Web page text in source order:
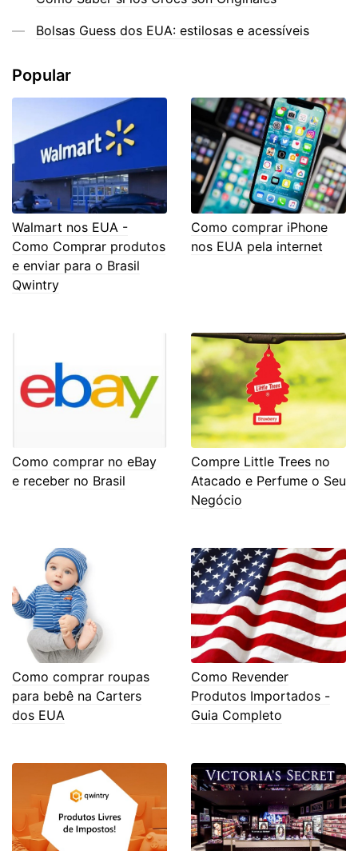
Bolsas Guess dos EUA: estilosas e acessíveis
Popular
Walmart nos EUA -
Como Comprar produtos
e enviar para o Brasil
Qwintry
Como comprar iPhone
nos EUA pela internet
Como comprar no eBay
e receber no Brasil
Compre Little Trees no
Atacado e Perfume o Seu
Negócio
Como comprar roupas
para bebê na Carters
dos EUA
Como Revender
Produtos Importados -
Guia Completo